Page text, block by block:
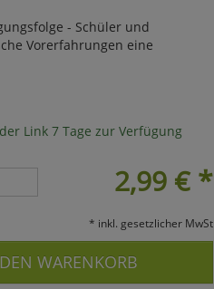
- Schüler und
Vorerfahrungen eine
Link 7 Tage zur Verfügung
2,99 €*
* inkl. gesetzlicher MwSt
WARENKORB